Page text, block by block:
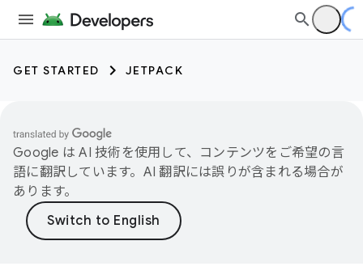
GET STARTED JETPACK
Google は AI 技術を使用して、コンテンツをご希望の言
語に翻訳しています。AI 翻訳には誤りが含まれる場合が
あります。